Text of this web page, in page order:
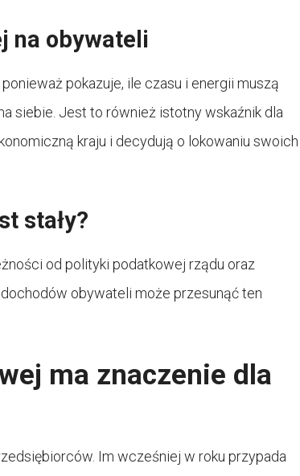
na obywateli
pokazuje, ile czasu i energii muszą
siebie. Jest to również istotny wskaźnik dla
kraju i decydują o lokowaniu swoich
stały?
od polityki podatkowej rządu oraz
obywateli może przesunąć ten
ma znaczenie dla
Im wcześniej w roku przypada